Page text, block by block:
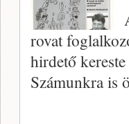
rovat
hirdető
Számunkra is